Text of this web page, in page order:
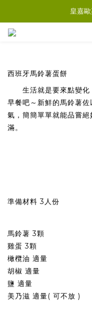
皇嘉
西班牙馬鈴薯蛋餅
生活就是要來點變化
早餐吧～新鮮的馬鈴薯
氣，簡簡單單就能品嘗
滿。
準備材料 3人份
馬鈴薯 3顆
雞蛋 3顆
橄欖油 適量
胡椒 適量
鹽 適量
美乃滋 適量( 可不放 )